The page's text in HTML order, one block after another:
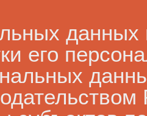
данных
его